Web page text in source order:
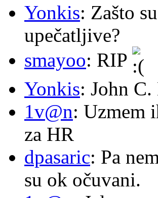
Yonkis: Zašto
upečatljive?
smayoo: RIP
Yonkis: John
1v@n: Uzmem
za HR
dpasaric: Pa
su ok očuvani.